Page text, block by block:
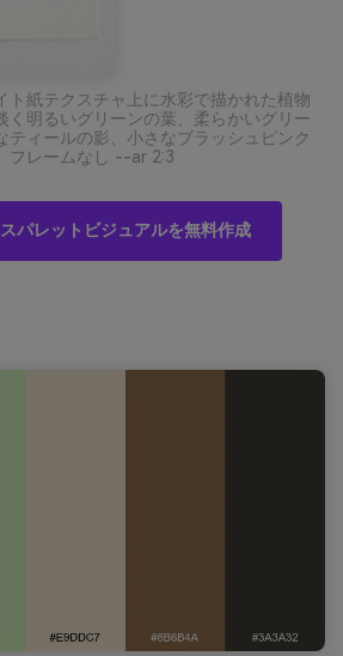
ト紙テクスチャ上に水彩で描かれた植物
く明るいグリーンの葉、柔らかいグリー
ティールの影、小さなブラッシュピンク
フレームなし --ar 2:3
パレットビジュアルを無料作成